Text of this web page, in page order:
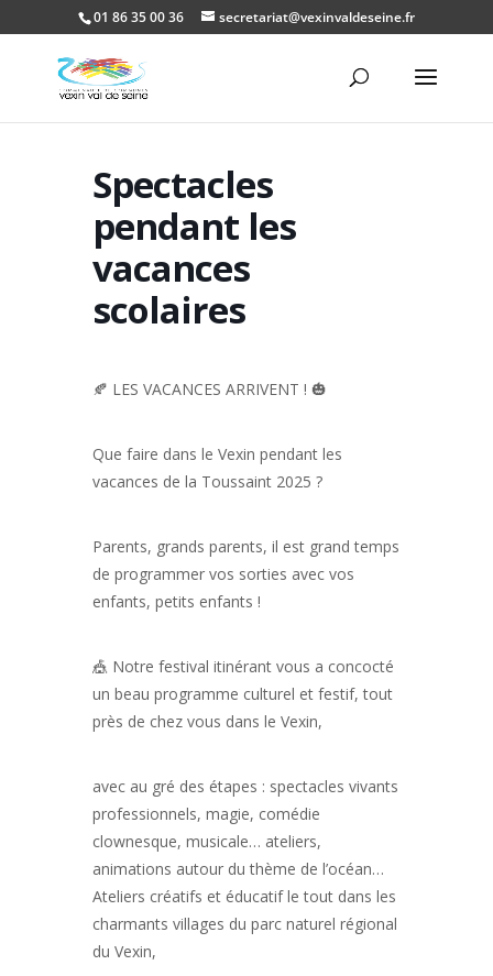
01 86 35 00 36 secretariat@vexinvaldeseine.fr
Spectacles
pendant les
vacances
scolaires
🍂 LES VACANCES ARRIVENT ! 🎃
Que faire dans le Vexin pendant les
vacances de la Toussaint 2025 ?
Parents, grands parents, il est grand temps
de programmer vos sorties avec vos
enfants, petits enfants !
🎪 Notre festival itinérant vous a concocté
un beau programme culturel et festif, tout
près de chez vous dans le Vexin,
avec au gré des étapes : spectacles vivants
professionnels, magie, comédie
clownesque, musicale… ateliers,
animations autour du thème de l’océan…
Ateliers créatifs et éducatif le tout dans les
charmants villages du parc naturel régional
du Vexin,